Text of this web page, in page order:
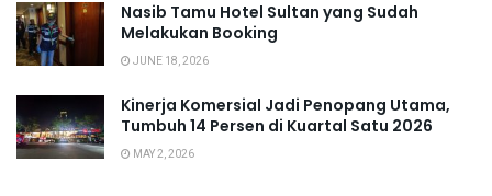
Nasib Tamu Hotel Sultan yang Sudah
Melakukan Booking
JUNE 18, 2026
Kinerja Komersial Jadi Penopang Utama,
Tumbuh 14 Persen di Kuartal Satu 2026
MAY 2, 2026